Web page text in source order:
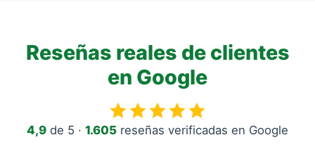
Reseñas reales de clientes
en Google
4,9 de 5 · 1.605 reseñas verificadas en Google